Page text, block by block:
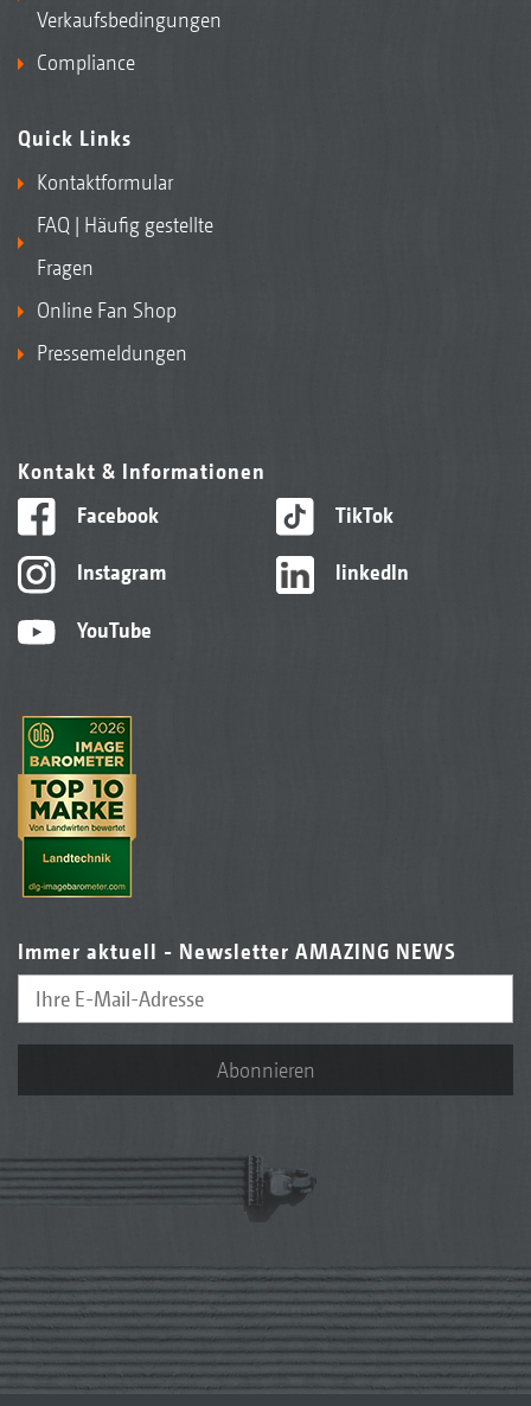
Verkaufsbedingungen
Compliance
Quick Links
Kontaktformular
FAQ | Häufig gestellte
Fragen
Online Fan Shop
Pressemeldungen
Kontakt & Informationen
Facebook
Instagram
YouTube
TikTok
linkedIn
Immer aktuell - Newsletter AMAZING NEWS
Abonnieren